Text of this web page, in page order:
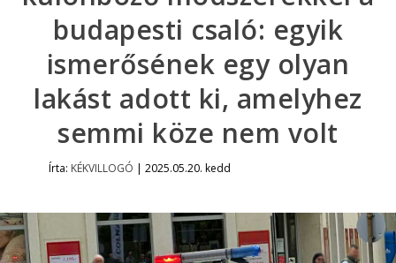
budapesti csaló: egyik
ismerősének egy olyan
lakást adott ki, amelyhez
semmi köze nem volt
Írta: KÉKVILLOGÓ | 2025.05.20. kedd